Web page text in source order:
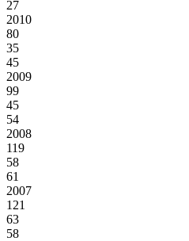
27
2010
80
35
45
2009
99
45
54
2008
119
58
61
2007
121
63
58